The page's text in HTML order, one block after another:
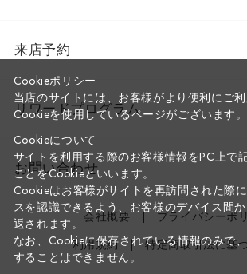
来店予約
リワードプログラム
お問い合わせ
会社概要
プライバシーポ
利用規約
特定商取引法に基
Cookieポリシー
当店のサイトには、お客様がより便利にご利
Cookieを使用しているページがございます。
Cookieについて
サイトを利用する際のお客様情報をPC上で
ことをCookieといいます。
Cookieはお客様がサイトを再訪問された際
スを認識できるよう、お客様のデバイス間
返されます。
なお、Cookieに保存されている情報のみで
することはできません。